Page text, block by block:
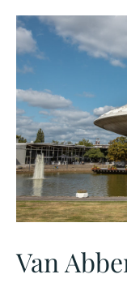
Van